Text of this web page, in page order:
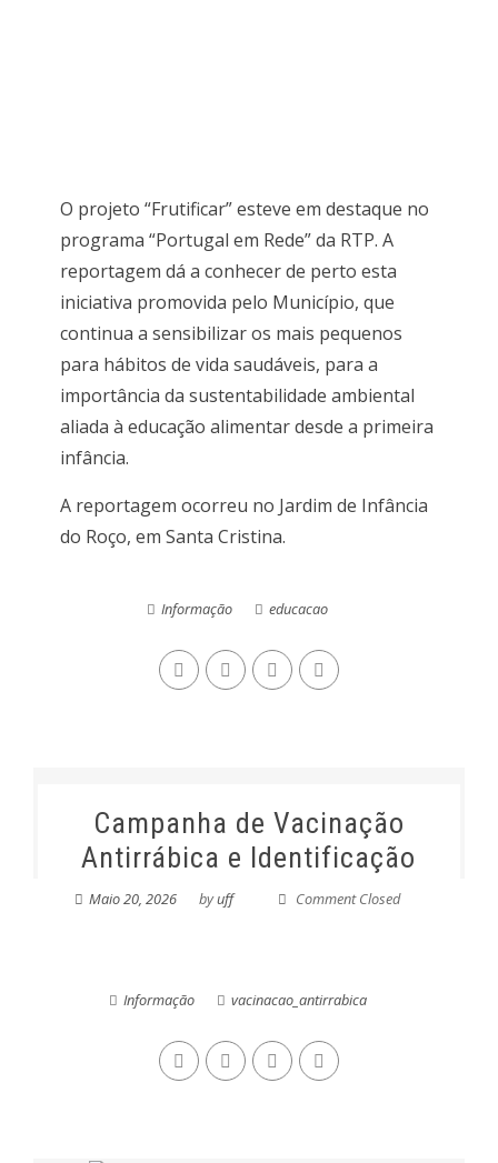
O projeto “Frutificar” esteve em destaque no
programa “Portugal em Rede” da RTP. A
reportagem dá a conhecer de perto esta
iniciativa promovida pelo Município, que
continua a sensibilizar os mais pequenos
para hábitos de vida saudáveis, para a
importância da sustentabilidade ambiental
aliada à educação alimentar desde a primeira
infância.
A reportagem ocorreu no Jardim de Infância
do Roço, em Santa Cristina.
Informação educacao
Campanha de Vacinação
Antirrábica e Identificação
Maio 20, 2026 byuff Comment Closed
Informação vacinacao_antirrabica